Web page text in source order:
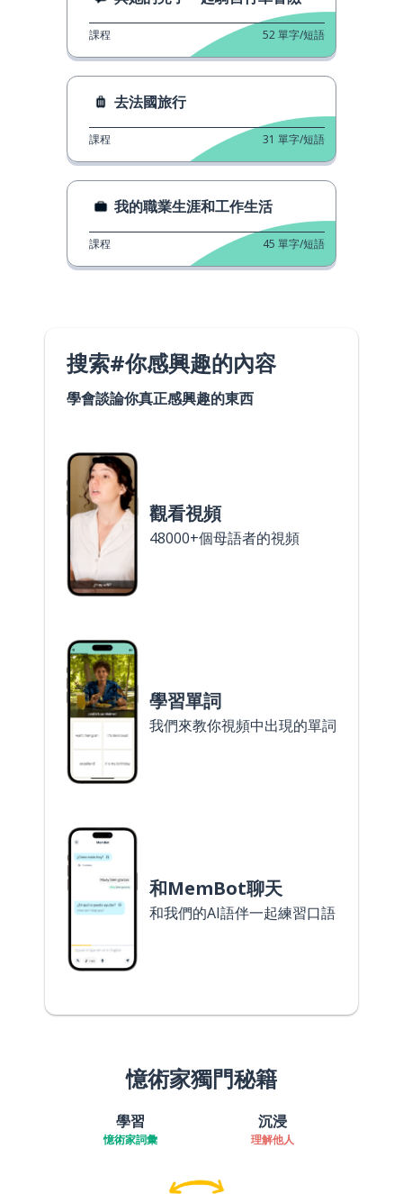
課程 52單字/短語
去法國旅行
課程 31 單字/短語
我的職業生涯和工作生活
課程 45 單字/短語
搜索#你感興趣的內容
學會談論你真正感興趣的東西
觀看視頻
48000+個母語者的視頻
學習單詞
我們來教你視頻中出現的單詞
和MemBot聊天
和我們的AI語伴一起練習口語
憶術家獨門秘籍
學習
憶術家詞彙
沉浸
理解他人